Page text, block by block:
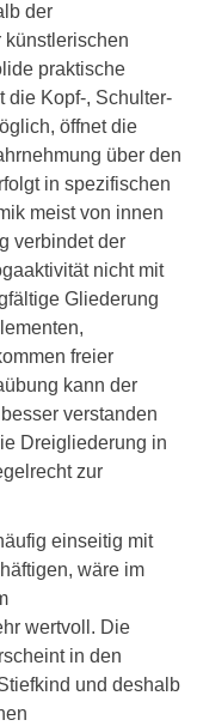
der
künstlerischen
praktische
die Kopf-, Schulter-
öffnet die
über den
in spezifischen
meist von innen
verbindet der
nicht mit
Gliederung
freier
kann der
verstanden
Dreigliederung in
zur
einseitig mit
wäre im
wertvoll. Die
in den
und deshalb